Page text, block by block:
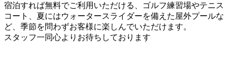
宿泊すれば無料でご利用いただける、ゴルフ練習場やテニス
コート、夏にはウォータースライダーを備えた屋外プールな
ど、季節を問わずお客様に楽しんでいただけます。
スタッフ一同心よりお待ちしております